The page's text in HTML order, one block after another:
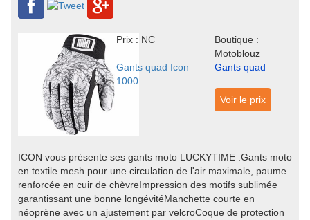
Prix : NC
Boutique :
Motoblouz
Gants quad Icon
1000
Gants quad
Voir le prix
ICON vous présente ses gants moto LUCKYTIME :Gants moto
en textile mesh pour une circulation de l'air maximale, paume
renforcée en cuir de chèvreImpression des motifs sublimée
garantissant une bonne longévitéManchette courte en
néoprène avec un ajustement par velcroCoque de protection